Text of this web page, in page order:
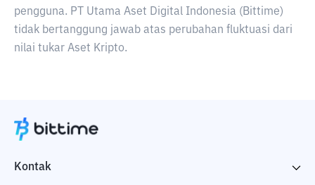
pengguna. PT Utama Aset Digital Indonesia (Bittime)
tidak bertanggung jawab atas perubahan fluktuasi dari
nilai tukar Aset Kripto.
Kontak